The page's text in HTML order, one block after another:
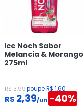
Ice Noch Sabor
Melancia & Morango
275ml
R$ 3,99poupe R$ 1,60
R$ 2,39/un -40%